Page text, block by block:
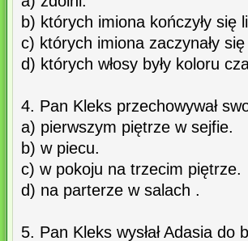
b) których imiona kończyły się
c) których imiona zaczynały
d) których włosy były koloru
4. Pan Kleks przechowywał
a) pierwszym piętrze w sejfie.
b) w piecu.
c) w pokoju na trzecim piętrze.
d) na parterze w salach .
5. Pan Kleks wysłał Adasia